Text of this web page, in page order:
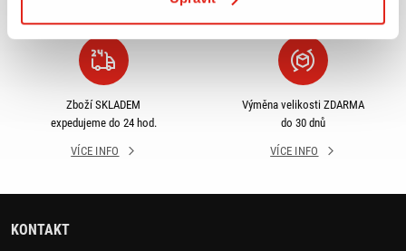
Zboží SKLADEM
expedujeme do 24 hod.
VÍCE INFO
Výměna velikosti ZDARMA
do 30 dnů
VÍCE INFO
KONTAKT